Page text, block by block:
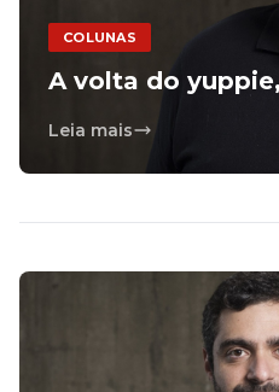
COLUNAS
A volta do
Leia mais